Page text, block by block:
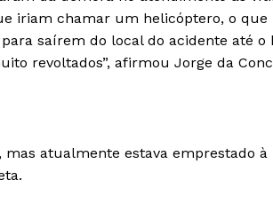
iriam chamar um helicóptero, o que
saírem do local do acidente até o
revoltados”, afirmou Jorge da
mas atualmente estava emprestado à